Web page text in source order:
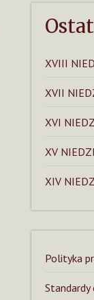
XVIII
XVII
XVI
XV
XIV
Polityka
Standardy